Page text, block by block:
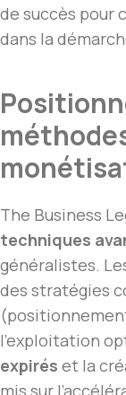
de succès pour
dans la
The Business
techniques
généralistes.
des stratégies
l’exploitation
expirés et la
mis sur